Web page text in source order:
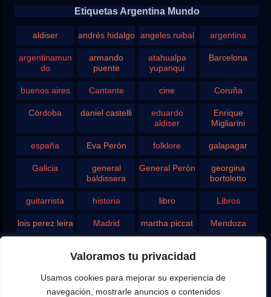
Valoramos tu privacidad
Usamos cookies para mejorar su experiencia de
navegación, mostrarle anuncios o contenidos
Etiquetas Argentina Mundo
aldiser andrés hidalgo angeles ruibal argentina
argentinamun
do
armando
puente
atahualpa
yupanqui
Barcelona
buenos aires Cantante cine Coruña
Córdoba daniel castelli
eduardo
aldiser
Enrique
Migliarini
españa Eva Perón folklore galapagar
Galicia
general
baldissera
General Perón
georgina
bortolotto
guitarrista historia libro Libros
lois perez leira Madrid martha piccat Mendoza
Rodolfo
Ghezzi
rosario san juan santa fe